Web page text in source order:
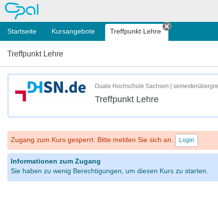
OPAL
Startseite Kursangebote Treffpunkt Lehre
Tab
Treffpunkt Lehre
Duale Hochschule Sachsen |
Treffpunkt Lehre
Zugang zum Kurs gesperrt. Bitte melden Sie sich an. Login
Informationen zum Zugang
Sie haben zu wenig Berechtigungen, um diesen Kurs zu starten.